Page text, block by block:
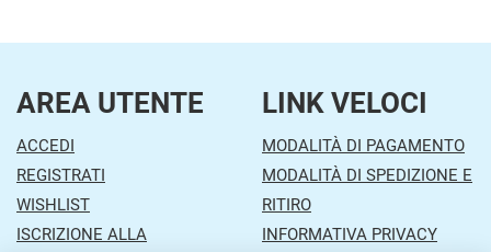
AREA UTENTE
ACCEDI
REGISTRATI
WISHLIST
ISCRIZIONE ALLA
LINK VELOCI
MODALITÀ DI PAGAMENTO
MODALITÀ DI SPEDIZIONE E
RITIRO
INFORMATIVA PRIVACY